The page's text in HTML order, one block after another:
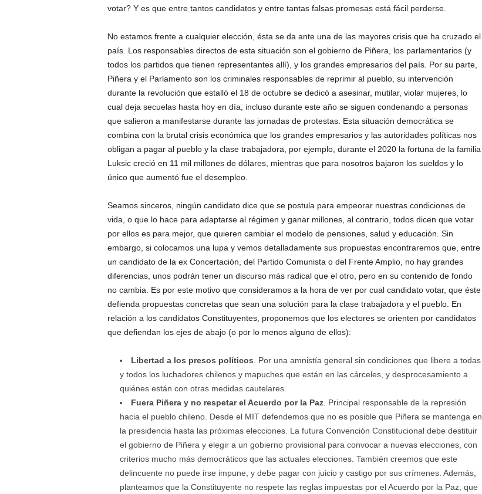
votar? Y es que entre tantos candidatos y entre tantas falsas promesas está fácil perderse.
No estamos frente a cualquier elección, ésta se da ante una de las mayores crisis que ha cruzado el
país. Los responsables directos de esta situación son el gobierno de Piñera, los parlamentarios (y
todos los partidos que tienen representantes allí), y los grandes empresarios del país. Por su parte,
Piñera y el Parlamento son los criminales responsables de reprimir al pueblo, su intervención
durante la revolución que estalló el 18 de octubre se dedicó a asesinar, mutilar, violar mujeres, lo
cual deja secuelas hasta hoy en día, incluso durante este año se siguen condenando a personas
que salieron a manifestarse durante las jornadas de protestas. Esta situación democrática se
combina con la brutal crisis económica que los grandes empresarios y las autoridades políticas nos
obligan a pagar al pueblo y la clase trabajadora, por ejemplo, durante el 2020 la fortuna de la familia
Luksic creció en 11 mil millones de dólares, mientras que para nosotros bajaron los sueldos y lo
único que aumentó fue el desempleo.
Seamos sinceros, ningún candidato dice que se postula para empeorar nuestras condiciones de
vida, o que lo hace para adaptarse al régimen y ganar millones, al contrario, todos dicen que votar
por ellos es para mejor, que quieren cambiar el modelo de pensiones, salud y educación. Sin
embargo, si colocamos una lupa y vemos detalladamente sus propuestas encontraremos que, entre
un candidato de la ex Concertación, del Partido Comunista o del Frente Amplio, no hay grandes
diferencias, unos podrán tener un discurso más radical que el otro, pero en su contenido de fondo
no cambia. Es por este motivo que consideramos a la hora de ver por cual candidato votar, que éste
defienda propuestas concretas que sean una solución para la clase trabajadora y el pueblo. En
relación a los candidatos Constituyentes, proponemos que los electores se orienten por candidatos
que defiendan los ejes de abajo (o por lo menos alguno de ellos):
Libertad a los presos políticos. Por una amnistía general sin condiciones que libere a todas
y todos los luchadores chilenos y mapuches que están en las cárceles, y desprocesamiento a
quiénes están con otras medidas cautelares.
Fuera Piñera y no respetar el Acuerdo por la Paz. Principal responsable de la represión
hacia el pueblo chileno. Desde el MIT defendemos que no es posible que Piñera se mantenga en
la presidencia hasta las próximas elecciones. La futura Convención Constitucional debe destituir
el gobierno de Piñera y elegir a un gobierno provisional para convocar a nuevas elecciones, con
criterios mucho más democráticos que las actuales elecciones. También creemos que este
delincuente no puede irse impune, y debe pagar con juicio y castigo por sus crímenes. Además,
planteamos que la Constituyente no respete las reglas impuestas por el Acuerdo por la Paz, que